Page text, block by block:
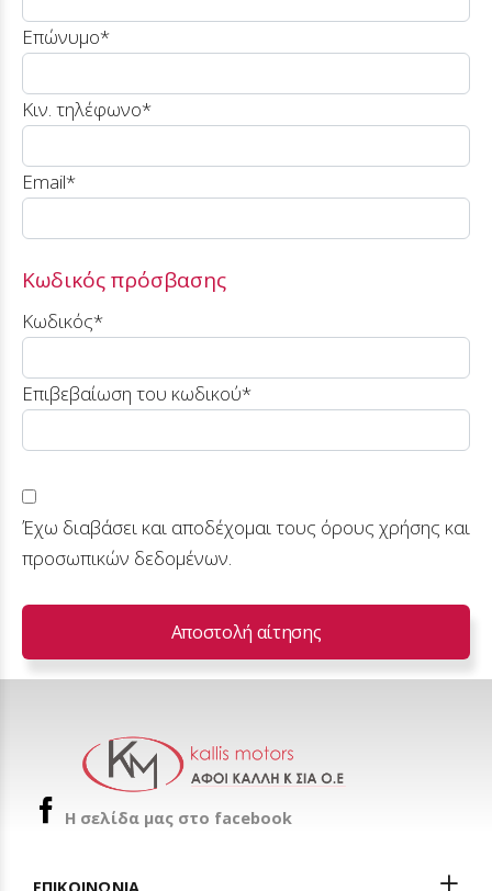
Επώνυμο*
Κιν. τηλέφωνο*
Email*
Κωδικός πρόσβασης
Κωδικός*
Επιβεβαίωση του κωδικού*
Έχω διαβάσει και αποδέχομαι τους όρους χρήσης και
προσωπικών δεδομένων.
Αποστολή αίτησης
H σελίδα μας στο facebook